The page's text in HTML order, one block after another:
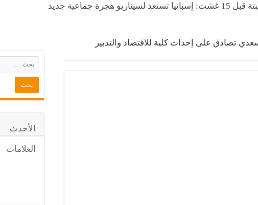
جماعية جديد
تهريب 350 كلغ من الشيرا
تصادق على إحداث كلية للاقتصاد والتدبير
الأحدث
العلامات